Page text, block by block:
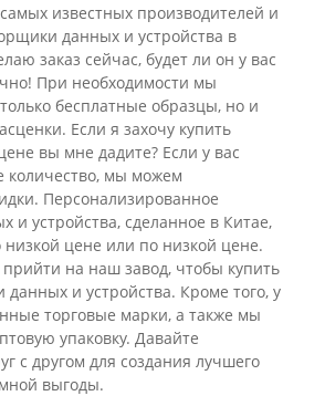
известных производителей и
данных и устройства в
заказ сейчас, будет ли он у вас
При необходимости мы
бесплатные образцы, но и
Если я захочу купить
вы мне дадите? Если у вас
количество, мы можем
Персонализированное
и устройства, ​​сделанное в Китае,
цене или по низкой цене.
на наш завод, чтобы купить
данных и устройства. Кроме того, у
торговые марки, а также мы
упаковку. Давайте
с другом для создания лучшего
выгоды.